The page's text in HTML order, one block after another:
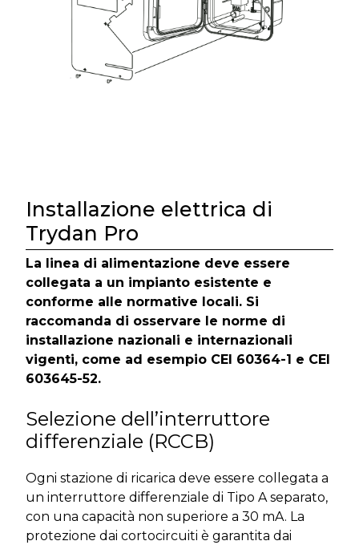
Installazione elettrica di
Trydan Pro
La linea di alimentazione deve essere
collegata a un impianto esistente e
conforme alle normative locali. Si
raccomanda di osservare le norme di
installazione nazionali e internazionali
vigenti, come ad esempio CEI 60364-1 e CEI
603645-52.
Selezione dell’interruttore
differenziale (RCCB)
Ogni stazione di ricarica deve essere collegata a
un interruttore differenziale di Tipo A separato,
con una capacità non superiore a 30 mA. La
protezione dai cortocircuiti è garantita dai